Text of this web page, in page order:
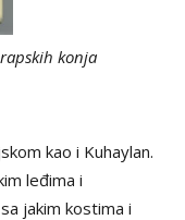
konja
kao i Kuhaylan.
leđima i
jakim kostima i